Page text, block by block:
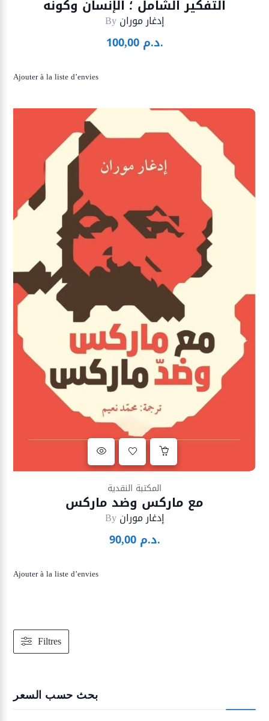
التفكير الشامل ؛ الإنسان وكونه
Byإدغار موران
100,00 د.م.
Ajouter à la liste d’envies
المكتبة النقدية
مع ماركس وضد ماركس
Byإدغار موران
90,00 د.م.
Ajouter à la liste d’envies
Filtres
بحث حسب السعر